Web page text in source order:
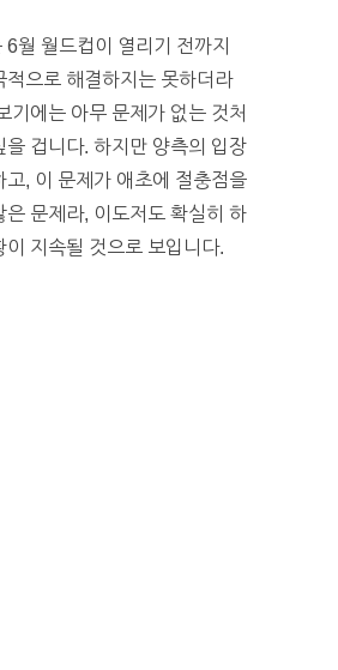
6월 월드컵이 열리기 전까지
적으로 해결하지는 못하더라
기에는 아무 문제가 없는 것처
을 겁니다. 하지만 양측의 입장
고, 이 문제가 애초에 절충점을
은 문제라, 이도저도 확실히 하
이 지속될 것으로 보입니다.